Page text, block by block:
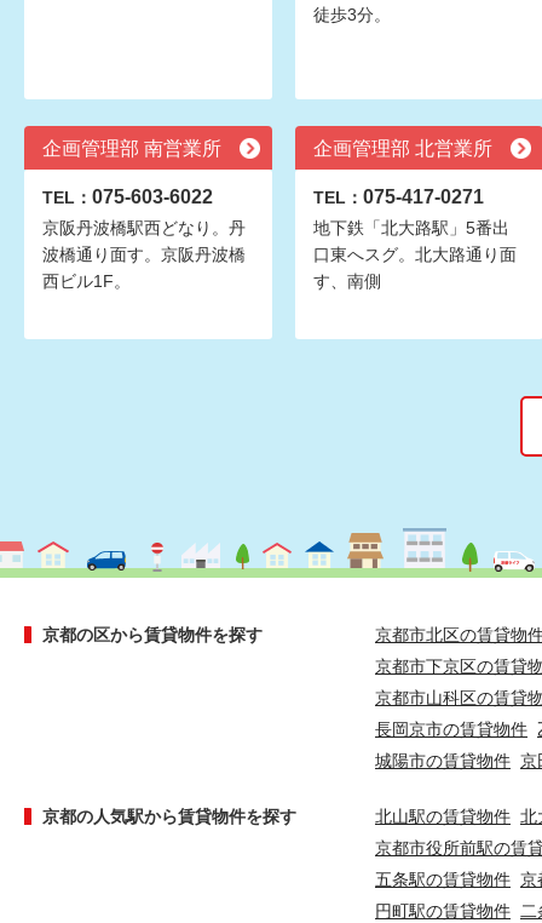
徒歩3分。
企画管理部 南営業所
TEL： 075-603-6022
京阪丹波橋駅西どなり。丹
波橋通り面す。京阪丹波橋
西ビル1F。
企画管理部 北営業所
TEL： 075-417-0271
地下鉄「北大路駅」5番出
口東へスグ。北大路通り面
す、南側
京都の区から賃貸物件を探す
京都市北区の賃貸物
京都市下京区の賃貸
京都市山科区の賃貸
長岡京市の賃貸物件
城陽市の賃貸物件 京
京都の人気駅から賃貸物件を探す 北山駅の賃貸物件 北
京都市役所前駅の賃
五条駅の賃貸物件 京
円町駅の賃貸物件